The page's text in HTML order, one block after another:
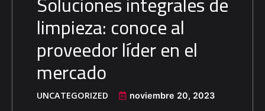
limpieza: conoce al
proveedor líder en el
mercado
UNCATEGORIZED noviembre 20, 2023